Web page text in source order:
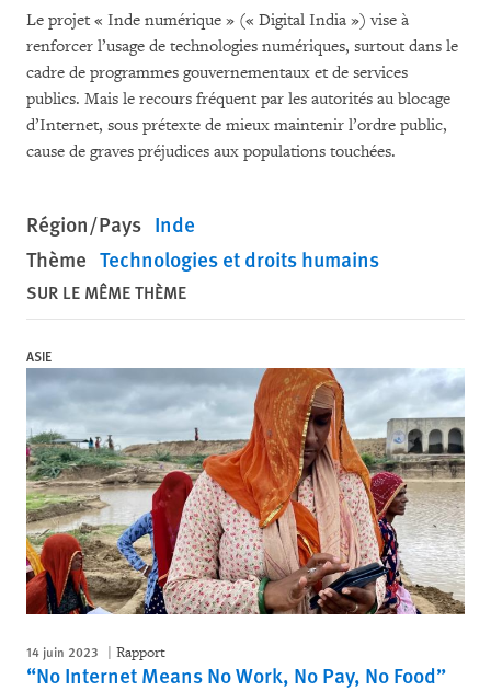
Le projet « Inde numérique » (« Digital India ») vise à
renforcer l’usage de technologies numériques, surtout dans le
cadre de programmes gouvernementaux et de services
publics. Mais le recours fréquent par les autorités au blocage
d’Internet, sous prétexte de mieux maintenir l’ordre public,
cause de graves préjudices aux populations touchées.
Région/Pays Inde
Thème Technologies et droits humains
SUR LE MÊME THÈME
ASIE
14 juin 2023 Rapport
“No Internet Means No Work, No Pay, No Food”